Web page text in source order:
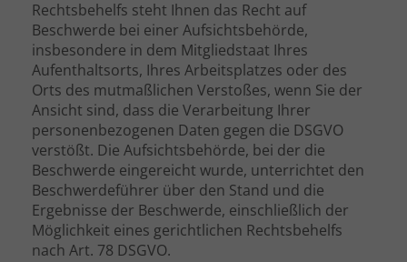
Rechtsbehelfs steht Ihnen das Recht auf
Beschwerde bei einer Aufsichtsbehörde,
insbesondere in dem Mitgliedstaat Ihres
Aufenthaltsorts, Ihres Arbeitsplatzes oder des
Orts des mutmaßlichen Verstoßes, wenn Sie der
Ansicht sind, dass die Verarbeitung Ihrer
personenbezogenen Daten gegen die DSGVO
verstößt. Die Aufsichtsbehörde, bei der die
Beschwerde eingereicht wurde, unterrichtet den
Beschwerdeführer über den Stand und die
Ergebnisse der Beschwerde, einschließlich der
Möglichkeit eines gerichtlichen Rechtsbehelfs
nach Art. 78 DSGVO.